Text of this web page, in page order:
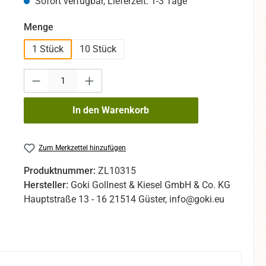
Mengeauswählen
1 Stück
10 Stück
In den Warenkorb
Zum Merkzettel hinzufügen
Produktnummer: ZL10315
Hersteller: Goki Gollnest & Kiesel GmbH & Co. KG
Hauptstraße 13 - 16 21514 Güster, info@goki.eu